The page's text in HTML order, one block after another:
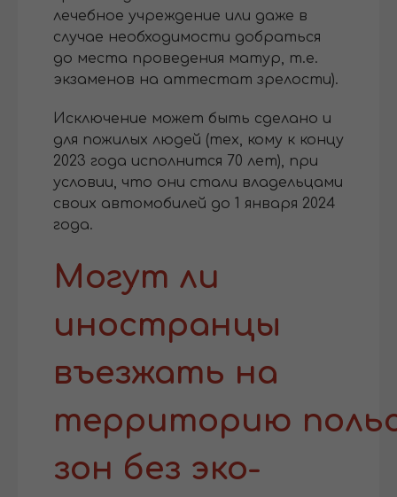
лечебное учреждение или даже в
случае необходимости добраться
до места проведения матур, т.е.
экзаменов на аттестат зрелости).
Исключение может быть сделано и
для пожилых людей (тех, кому к концу
2023 года исполнится 70 лет), при
условии, что они стали владельцами
своих автомобилей до 1 января 2024
года.
Могут ли
иностранцы
въезжать на
территорию
зон без эко-